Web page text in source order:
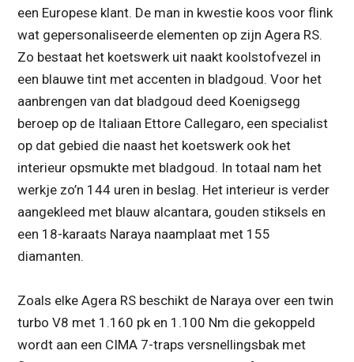
een Europese klant. De man in kwestie koos voor flink
wat gepersonaliseerde elementen op zijn Agera RS.
Zo bestaat het koetswerk uit naakt koolstofvezel in
een blauwe tint met accenten in bladgoud. Voor het
aanbrengen van dat bladgoud deed Koenigsegg
beroep op de Italiaan Ettore Callegaro, een specialist
op dat gebied die naast het koetswerk ook het
interieur opsmukte met bladgoud. In totaal nam het
werkje zo’n 144 uren in beslag. Het interieur is verder
aangekleed met blauw alcantara, gouden stiksels en
een 18-karaats Naraya naamplaat met 155
diamanten.
Zoals elke Agera RS beschikt de Naraya over een twin
turbo V8 met 1.160 pk en 1.100 Nm die gekoppeld
wordt aan een CIMA 7-traps versnellingsbak met